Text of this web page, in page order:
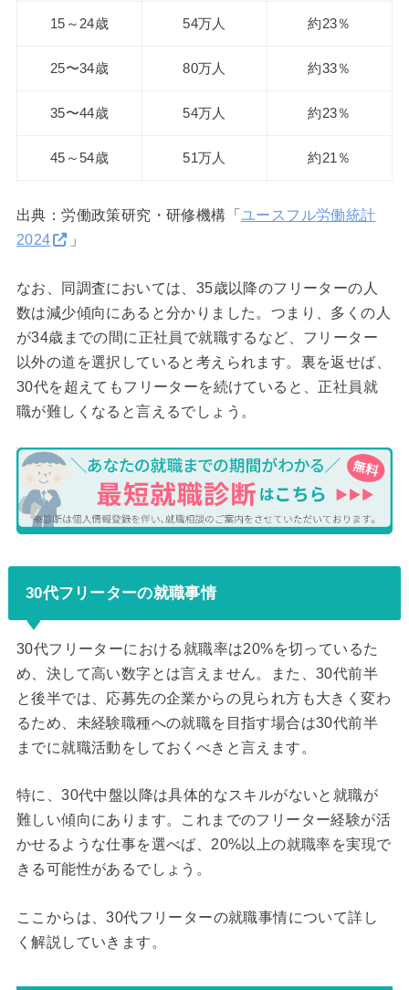
15～24歳 54万人 約23％
25〜34歳 80万人 約33％
35〜44歳 54万人 約23％
45～54歳 51万人 約21％
出典：労働政策研究・研修機構「 ユースフル労働統計
2024
」
なお、同調査においては、35歳以降のフリーターの人
数は減少傾向にあると分かりました。つまり、多くの人
が34歳までの間に正社員で就職するなど、フリーター
以外の道を選択していると考えられます。裏を返せば、
30代を超えてもフリーターを続けていると、正社員就
職が難しくなると言えるでしょう。
30代フリーターの就職事情
30代フリーターにおける就職率は20%を切っているた
め、決して高い数字とは言えません。また、30代前半
と後半では、応募先の企業からの見られ方も大きく変わ
るため、未経験職種への就職を目指す場合は30代前半
までに就職活動をしておくべきと言えます。
特に、30代中盤以降は具体的なスキルがないと就職が
難しい傾向にあります。これまでのフリーター経験が活
かせるような仕事を選べば、20%以上の就職率を実現で
きる可能性があるでしょう。
ここからは、30代フリーターの就職事情について詳し
く解説していきます。